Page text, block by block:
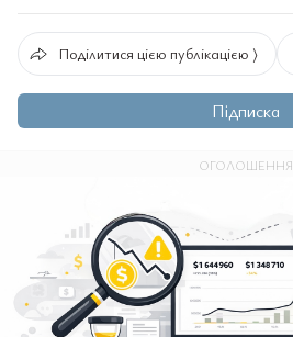
Поділитися цією публікацією ⟩
Підписка
ОГОЛОШЕННЯ